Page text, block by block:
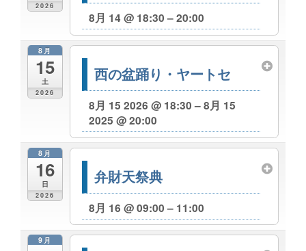
2026
8月 14 @ 18:30 – 20:00
8月
15
土
2026
西の盆踊り・ヤートセ
8月 15 2026 @ 18:30 – 8月 15
2025 @ 20:00
8月
16
日
2026
弁財天祭典
8月 16 @ 09:00 – 11:00
9月